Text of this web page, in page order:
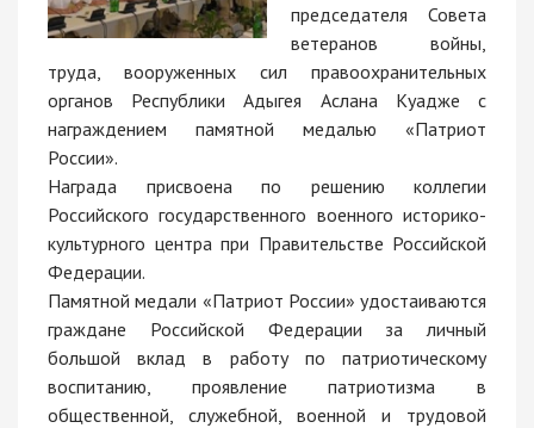
председателя Совета
ветеранов войны,
труда, вооруженных сил правоохранительных
органов Республики Адыгея Аслана Куадже с
награждением памятной медалью «Патриот
России».
Награда присвоена по решению коллегии
Российского государственного военного историко-
культурного центра при Правительстве Российской
Федерации.
Памятной медали «Патриот России» удостаиваются
граждане Российской Федерации за личный
большой вклад в работу по патриотическому
воспитанию, проявление патриотизма в
общественной, служебной, военной и трудовой